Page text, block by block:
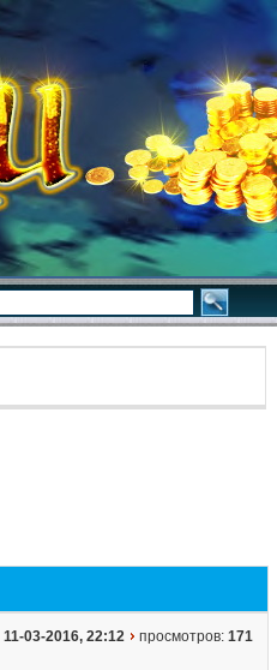
11-03-2016, 22:12 просмотров: 171